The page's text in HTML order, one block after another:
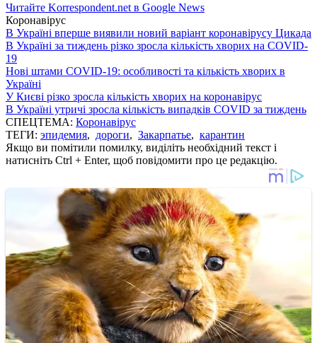
Читайте Korrespondent.net в Google News
Коронавірус
В Україні вперше виявили новий варіант коронавірусу Цикада
В Україні за тиждень різко зросла кількість хворих на COVID-
19
Нові штами COVID-19: особливості та кількість хворих в
Україні
У Києві різко зросла кількість хворих на коронавірус
В Україні утричі зросла кількість випадків COVID за тиждень
СПЕЦТЕМА: Коронавірус
ТЕГИ: эпидемия, дороги, Закарпатье, карантин
Якщо ви помітили помилку, виділіть необхідний текст і
натисніть Ctrl + Enter, щоб повідомити про це редакцію.